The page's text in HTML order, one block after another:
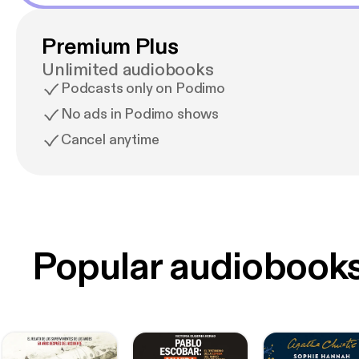
Premium Plus
Unlimited audiobooks
Podcasts only on Podimo
No ads in Podimo shows
Cancel anytime
Popular